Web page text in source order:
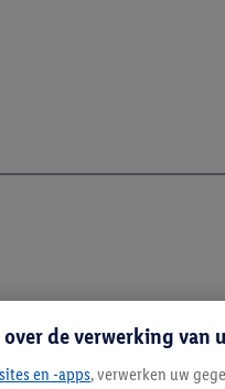
de verwerking van
en -apps, verwerken uw